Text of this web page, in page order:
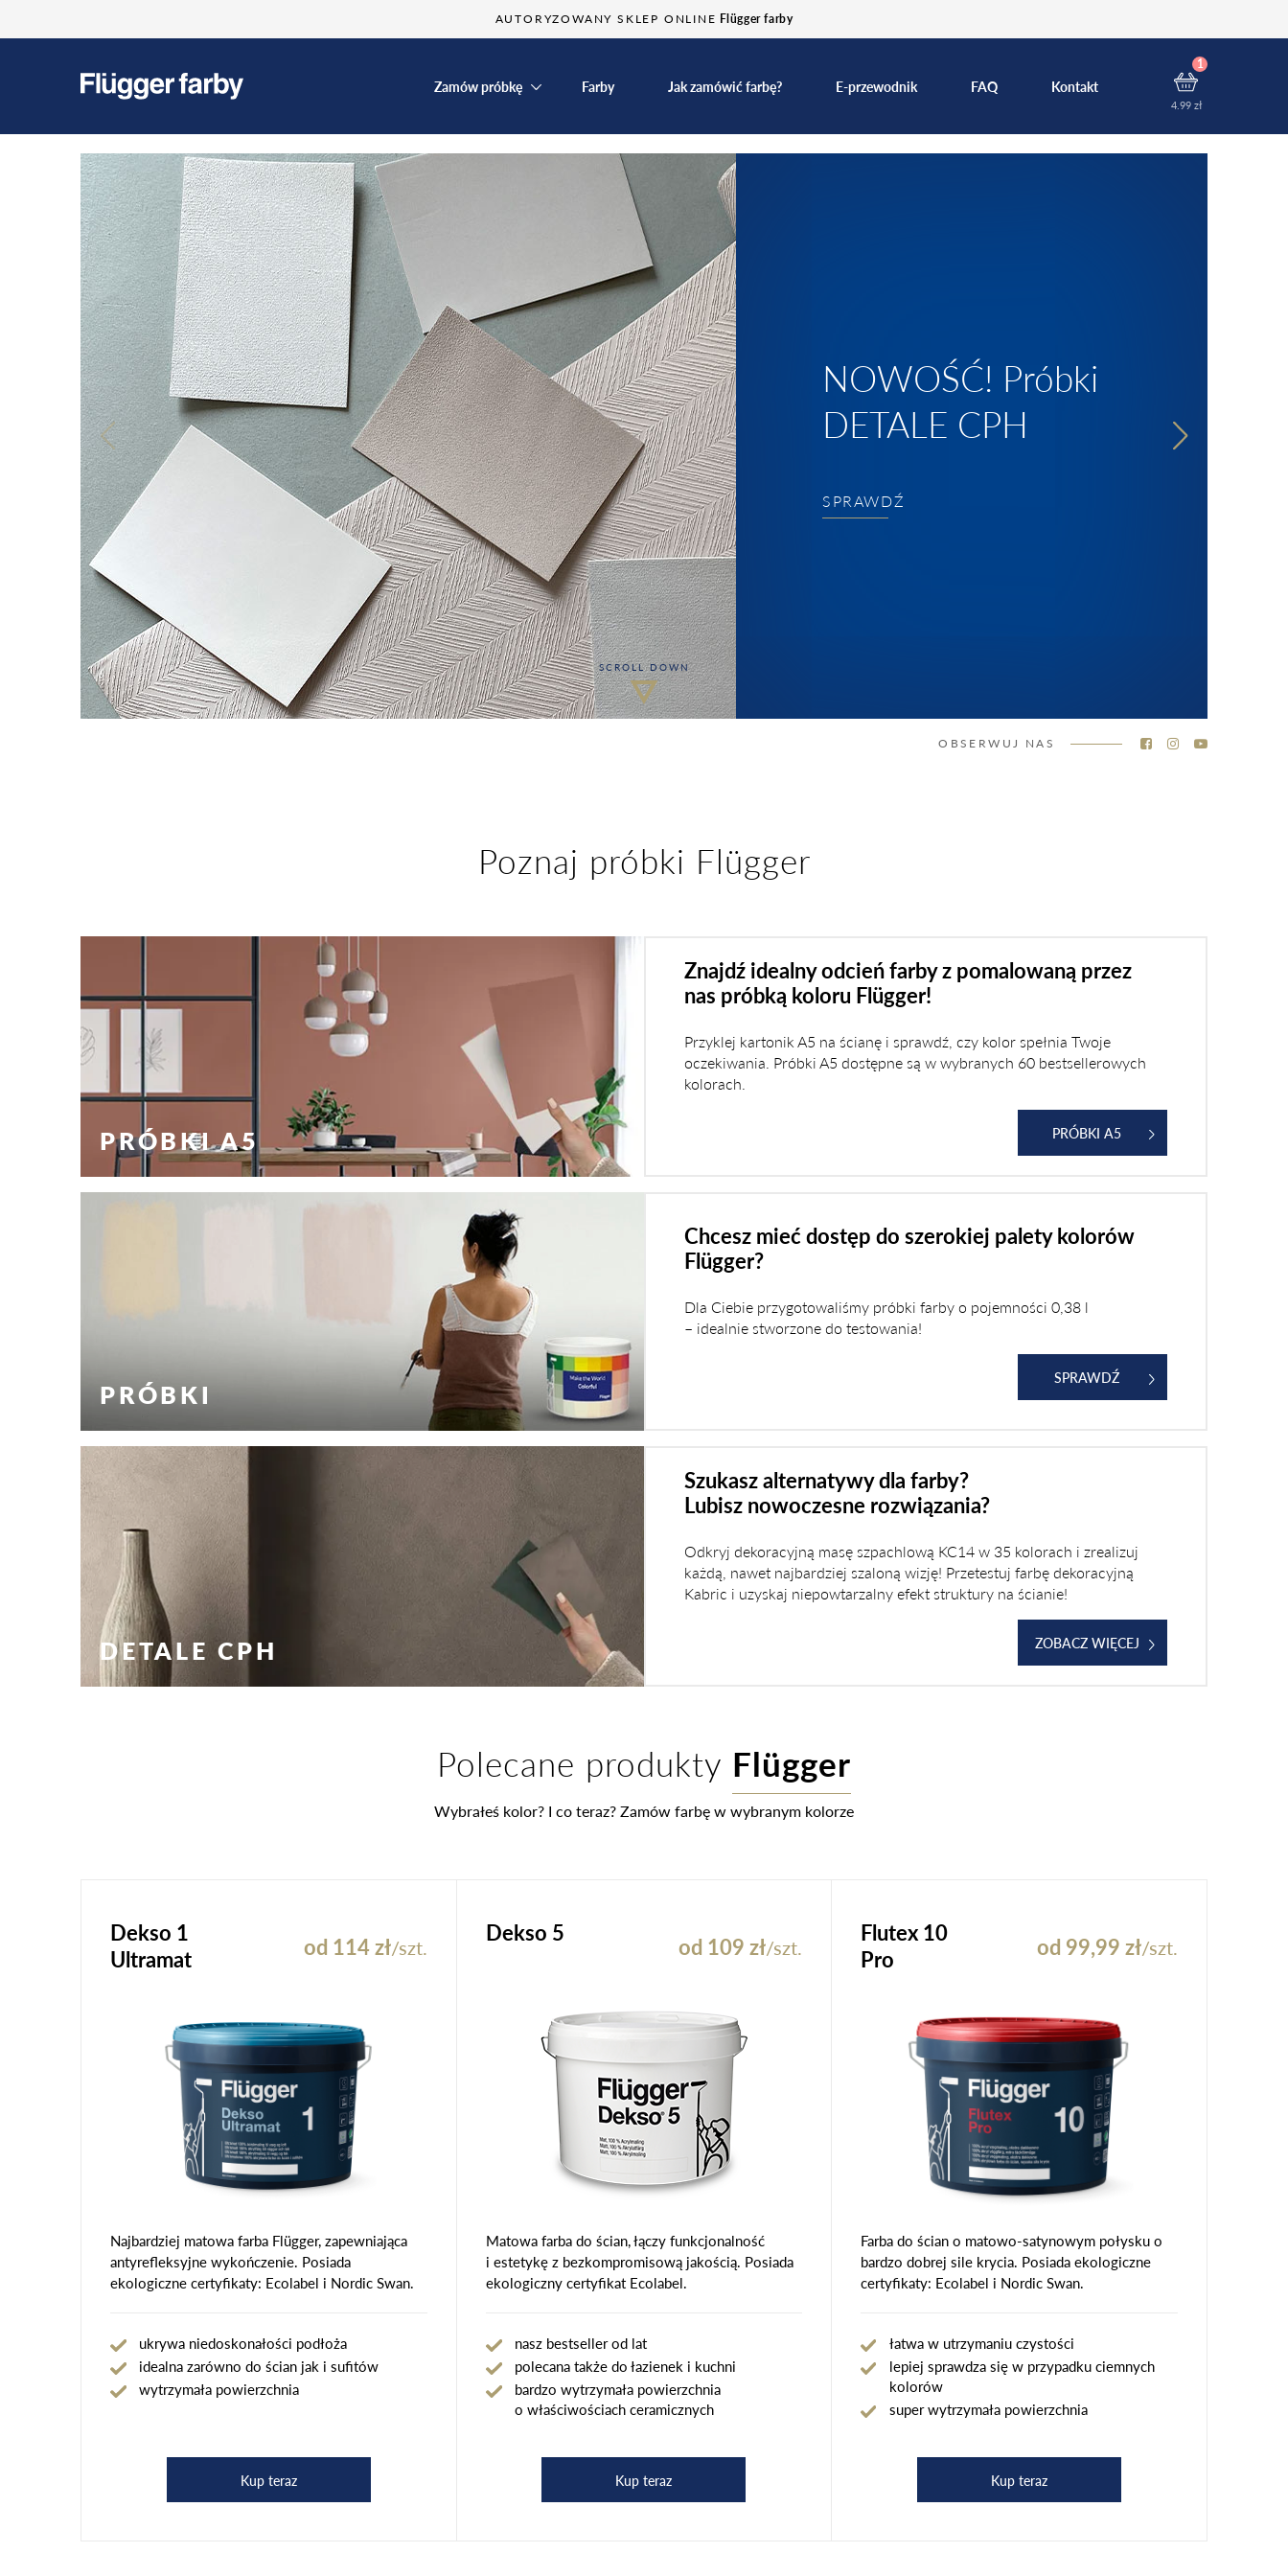
AUTORYZOWANY SKLEP ONLINE Flügger farby
Zamów próbkę Farby Jak zamówić farbę? E-przewodnik FAQ Kontakt
4.99zł
NOWOŚĆ! Próbki
DETALE CPH
SPRAWDŹ
SCROLL DOWN
OBSERWUJ NAS
Poznaj próbki Flügger
PRÓBKI A5
Znajdź idealny odcień farby z pomalowaną przez
nas próbką koloru Flügger!
Przyklej kartonik A5 na ścianę i sprawdź, czy kolor spełnia Twoje
oczekiwania. Próbki A5 dostępne są w wybranych 60 bestsellerowych
kolorach.
PRÓBKI A5
PRÓBKI
Chcesz mieć dostęp do szerokiej palety kolorów
Flügger?
Dla Ciebie przygotowaliśmy próbki farby o pojemności 0,38 l
– idealnie stworzone do testowania!
SPRAWDŹ
DETALE CPH
Szukasz alternatywy dla farby?
Lubisz nowoczesne rozwiązania?
Odkryj dekoracyjną masę szpachlową KC14 w 35 kolorach i zrealizuj
każdą, nawet najbardziej szaloną wizję! Przetestuj farbę dekoracyjną
Kabric i uzyskaj niepowtarzalny efekt struktury na ścianie!
ZOBACZ WIĘCEJ
Polecane produkty Flügger
Wybrałeś kolor? I co teraz? Zamów farbę w wybranym kolorze
Dekso 1
Ultramat
od 114 zł/szt.
Najbardziej matowa farba Flügger, zapewniająca
antyrefleksyjne wykończenie. Posiada
ekologiczne certyfikaty: Ecolabel i Nordic Swan.
ukrywa niedoskonałości podłoża
idealna zarówno do ścian jak i sufitów
wytrzymała powierzchnia
Kup teraz
Dekso 5 od 109 zł/szt.
Matowa farba do ścian, łączy funkcjonalność
i estetykę z bezkompromisową jakością. Posiada
ekologiczny certyfikat Ecolabel.
nasz bestseller od lat
polecana także do łazienek i kuchni
bardzo wytrzymała powierzchnia
o właściwościach ceramicznych
Kup teraz
Flutex 10
Pro
od 99,99 zł/szt.
Farba do ścian o matowo-satynowym połysku o
bardzo dobrej sile krycia. Posiada ekologiczne
certyfikaty: Ecolabel i Nordic Swan.
łatwa w utrzymaniu czystości
lepiej sprawdza się w przypadku ciemnych
kolorów
super wytrzymała powierzchnia
Kup teraz